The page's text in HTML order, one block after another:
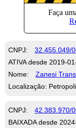
CNPJ: 32.455.049/
ATIVA desde 2019-
Nome:
Zanesi
Localização:
CNPJ: 42.383.970/
BAIXADA desde